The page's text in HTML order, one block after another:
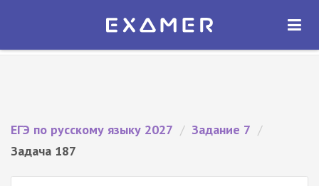
Экзамер — ЕГЭ 2027
ОТКРЫТЬ
ЕГЭ по русскому языку 2027 / Задание 7 /
Задача 187